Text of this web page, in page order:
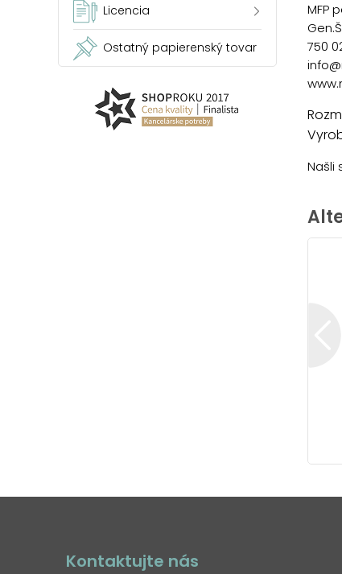
Licencia
Ostatný papierenský tovar
MFP
750
Našli
Kontaktujte nás